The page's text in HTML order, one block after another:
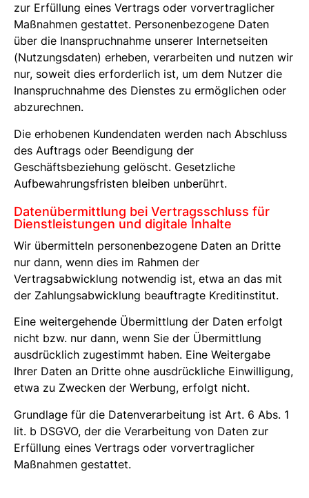
zur Erfüllung eines Vertrags oder vorvertraglicher
Maßnahmen gestattet. Personenbezogene Daten
über die Inanspruchnahme unserer Internetseiten
(Nutzungsdaten) erheben, verarbeiten und nutzen wir
nur, soweit dies erforderlich ist, um dem Nutzer die
Inanspruchnahme des Dienstes zu ermöglichen oder
abzurechnen.
Die erhobenen Kundendaten werden nach Abschluss
des Auftrags oder Beendigung der
Geschäftsbeziehung gelöscht. Gesetzliche
Aufbewahrungsfristen bleiben unberührt.
Datenübermittlung bei Vertragsschluss für
Dienstleistungen und digitale Inhalte
Wir übermitteln personenbezogene Daten an Dritte
nur dann, wenn dies im Rahmen der
Vertragsabwicklung notwendig ist, etwa an das mit
der Zahlungsabwicklung beauftragte Kreditinstitut.
Eine weitergehende Übermittlung der Daten erfolgt
nicht bzw. nur dann, wenn Sie der Übermittlung
ausdrücklich zugestimmt haben. Eine Weitergabe
Ihrer Daten an Dritte ohne ausdrückliche Einwilligung,
etwa zu Zwecken der Werbung, erfolgt nicht.
Grundlage für die Datenverarbeitung ist Art. 6 Abs. 1
lit. b DSGVO, der die Verarbeitung von Daten zur
Erfüllung eines Vertrags oder vorvertraglicher
Maßnahmen gestattet.